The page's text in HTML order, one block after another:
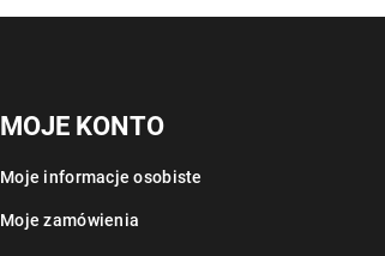
MOJE KONTO
Moje informacje osobiste
Moje zamówienia